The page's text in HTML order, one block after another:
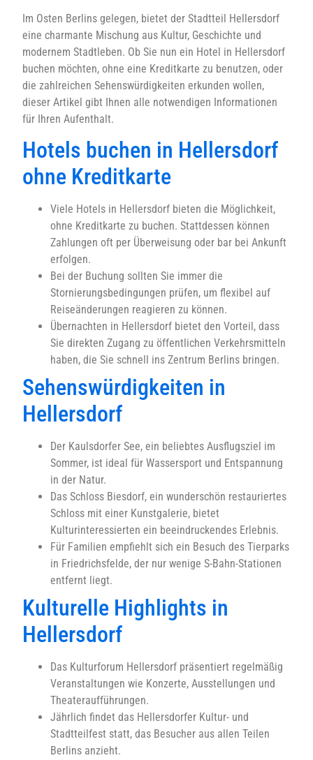
Im Osten Berlins gelegen, bietet der Stadtteil Hellersdorf
eine charmante Mischung aus Kultur, Geschichte und
modernem Stadtleben. Ob Sie nun ein Hotel in Hellersdorf
buchen möchten, ohne eine Kreditkarte zu benutzen, oder
die zahlreichen Sehenswürdigkeiten erkunden wollen,
dieser Artikel gibt Ihnen alle notwendigen Informationen
für Ihren Aufenthalt.
Hotels buchen in Hellersdorf
ohne Kreditkarte
Viele Hotels in Hellersdorf bieten die Möglichkeit,
ohne Kreditkarte zu buchen. Stattdessen können
Zahlungen oft per Überweisung oder bar bei Ankunft
erfolgen.
Bei der Buchung sollten Sie immer die
Stornierungsbedingungen prüfen, um flexibel auf
Reiseänderungen reagieren zu können.
Übernachten in Hellersdorf bietet den Vorteil, dass
Sie direkten Zugang zu öffentlichen Verkehrsmitteln
haben, die Sie schnell ins Zentrum Berlins bringen.
Sehenswürdigkeiten in
Hellersdorf
Der Kaulsdorfer See, ein beliebtes Ausflugsziel im
Sommer, ist ideal für Wassersport und Entspannung
in der Natur.
Das Schloss Biesdorf, ein wunderschön restauriertes
Schloss mit einer Kunstgalerie, bietet
Kulturinteressierten ein beeindruckendes Erlebnis.
Für Familien empfiehlt sich ein Besuch des Tierparks
in Friedrichsfelde, der nur wenige S-Bahn-Stationen
entfernt liegt.
Kulturelle Highlights in
Hellersdorf
Das Kulturforum Hellersdorf präsentiert regelmäßig
Veranstaltungen wie Konzerte, Ausstellungen und
Theateraufführungen.
Jährlich findet das Hellersdorfer Kultur- und
Stadtteilfest statt, das Besucher aus allen Teilen
Berlins anzieht.